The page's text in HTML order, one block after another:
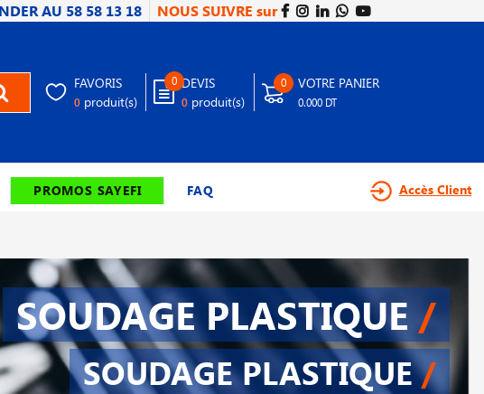
AU 58 58 13 18 NOUS SUIVRE sur
FAVORIS
0 produit(s)
0 DEVIS
0 produit(s)
0 VOTRE PANIER
0.000 DT
PROMOS SAYEFI FAQ Accès Client
SOUDAGE PLASTIQUE /
SOUDAGE PLASTIQUE/